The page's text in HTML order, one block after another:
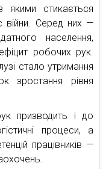
якими стикається
війни. Серед них —
населення,
робочих рук.
стало утримання
зростання рівня
призводить і до
процеси, а
працівників —